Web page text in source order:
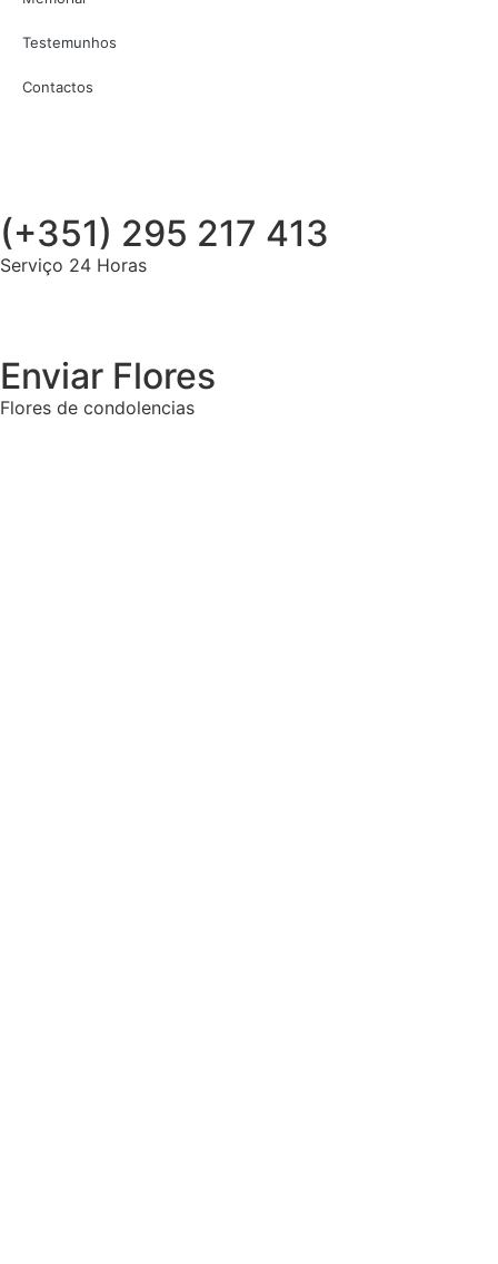
Testemunhos
Contactos
(+351) 295 217 413
Serviço 24 Horas
Enviar Flores
Flores de condolencias